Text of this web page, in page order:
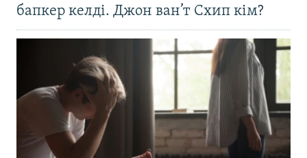
бапкер келді. Джон ван’т Схип кім?